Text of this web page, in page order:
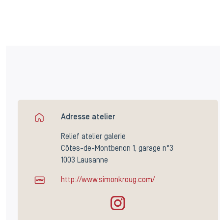
Adresse atelier
Relief atelier galerie
Côtes-de-Montbenon 1, garage n°3
1003 Lausanne
http://www.simonkroug.com/